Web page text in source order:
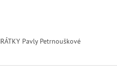
Pavly Petrnouškové